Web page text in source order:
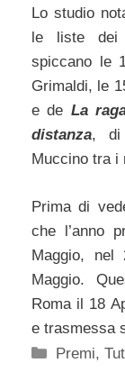
Lo studio
le liste dei
spiccano le
Grimaldi, le
e de La
distanza, di
Muccino tra i
Prima di
che l’anno
Maggio,
Maggio.
Roma il 18
e trasmessa
Categorie
Premi,